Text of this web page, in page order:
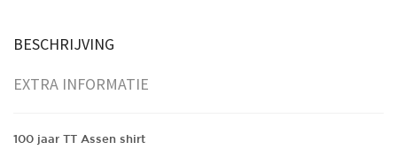
BESCHRIJVING
EXTRA INFORMATIE
100 jaar TT Assen shirt